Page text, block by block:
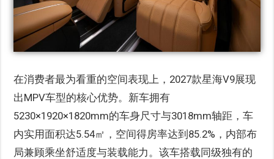
在消费者最为看重的空间表现上，2027款星海V9展现
出MPV车型的核心优势。新车拥有
5230×1920×1820mm的车身尺寸与3018mm轴距，车
内实用面积达5.54㎡，空间得房率达到85.2%，内部布
局兼顾乘坐舒适度与装载能力。该车搭载同级独有的